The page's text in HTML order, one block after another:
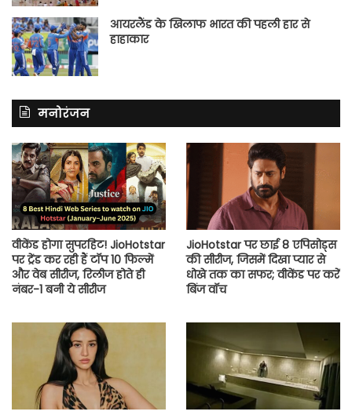
आयरलैंड के खिलाफ भारत की पहली हार से
हाहाकार
मनोरंजन
वीकेंड होगा सुपरहिट! JioHotstar
पर ट्रेंड कर रही हैं टॉप 10 फिल्में
और वेब सीरीज, रिलीज होते ही
नंबर-1 बनी ये सीरीज
JioHotstar पर छाई 8 एपिसोड्स
की सीरीज, जिसमें दिखा प्यार से
धोखे तक का सफर; वीकेंड पर करें
बिंज वॉच